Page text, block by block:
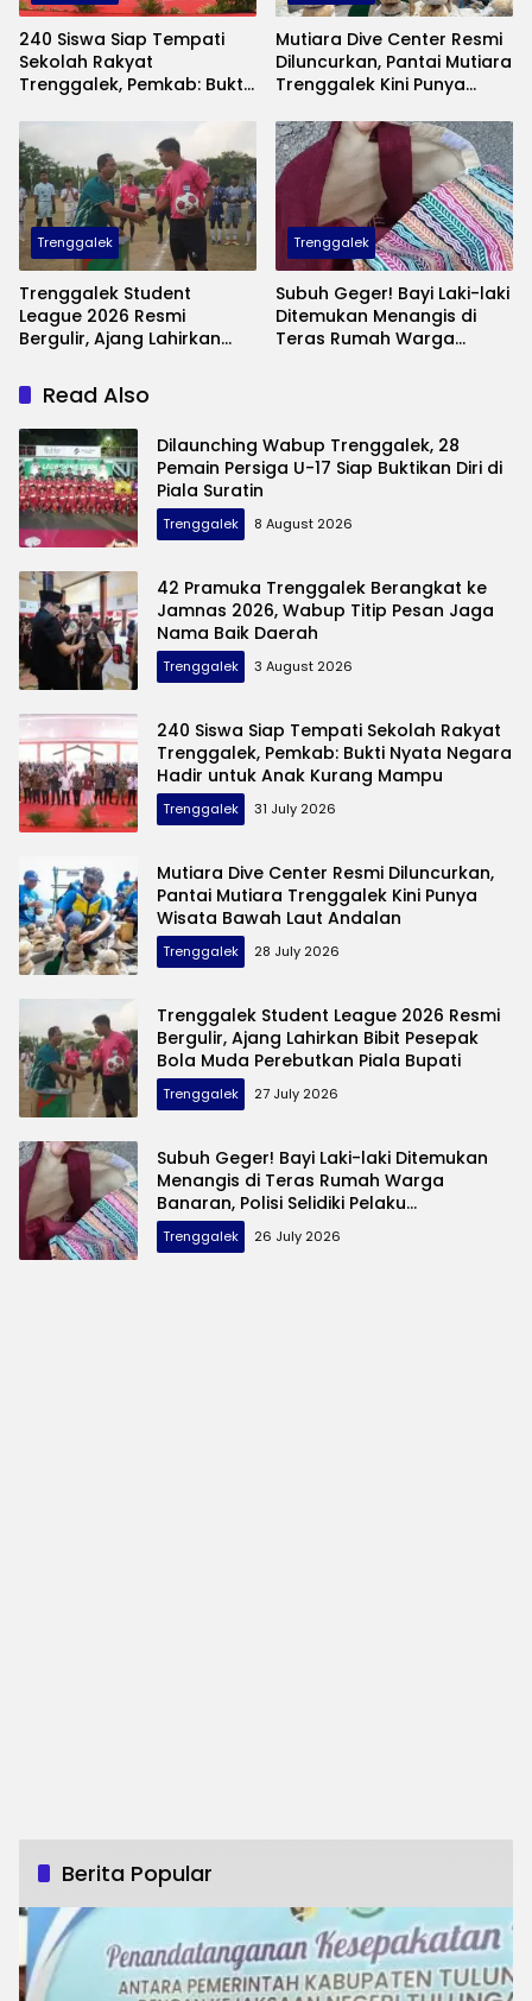
240 Siswa Siap Tempati
Sekolah Rakyat
Trenggalek, Pemkab: Bukti
Anak Kurang Mampu
Mutiara Dive Center Resmi
Diluncurkan, Pantai Mutiara
Trenggalek Kini Punya
Andalan
Trenggalek
Trenggalek Student
League 2026 Resmi
Bergulir, Ajang Lahirkan
Perebutkan Piala Bupati
Trenggalek
Subuh Geger! Bayi Laki-laki
Ditemukan Menangis di
Teras Rumah Warga
Read Also
Dilaunching Wabup Trenggalek, 28
Pemain Persiga U-17 Siap Buktikan Diri di
Piala Suratin
Trenggalek 8 August 2026
42 Pramuka Trenggalek Berangkat ke
Jamnas 2026, Wabup Titip Pesan Jaga
Nama Baik Daerah
Trenggalek 3 August 2026
240 Siswa Siap Tempati Sekolah Rakyat
Trenggalek, Pemkab: Bukti Nyata Negara
Hadir untuk Anak Kurang Mampu
Trenggalek 31 July 2026
Mutiara Dive Center Resmi Diluncurkan,
Pantai Mutiara Trenggalek Kini Punya
Wisata Bawah Laut Andalan
Trenggalek 28 July 2026
Trenggalek Student League 2026 Resmi
Bergulir, Ajang Lahirkan Bibit Pesepak
Bola Muda Perebutkan Piala Bupati
Trenggalek 27 July 2026
Subuh Geger! Bayi Laki-laki Ditemukan
Menangis di Teras Rumah Warga
Banaran, Polisi Selidiki Pelaku
Pembuangan
Trenggalek 26 July 2026
Berita Popular